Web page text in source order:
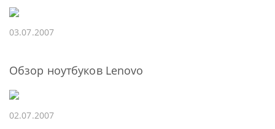
03.07.2007
Обзор ноутбуков Lenovo
02.07.2007